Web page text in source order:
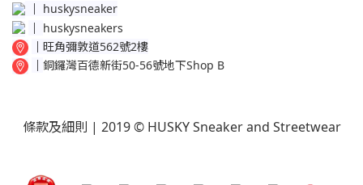
huskysneaker
│ huskysneakers
│ 旺角彌敦道562號2樓
│ 銅鑼灣百德新街50-56號地下Shop B
條款及細則 | 2019 © HUSKY Sneaker and Streetwear